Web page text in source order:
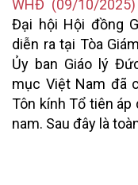
WHĐ (09/10/2025)
Đại hội Hội đồng
diễn ra tại Tòa
Ủy ban Giáo lý
mục Việt Nam đã
Tôn kính Tổ tiên áp
nam. Sau đây là